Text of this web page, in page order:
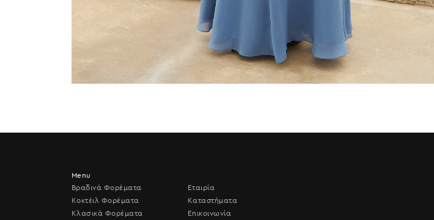
Menu
Βραδινά Φορέματα
Κοκτέιλ Φορέματα
Κλασικά Φορέματα
Εταιρία
Καταστήματα
Επικοινωνία